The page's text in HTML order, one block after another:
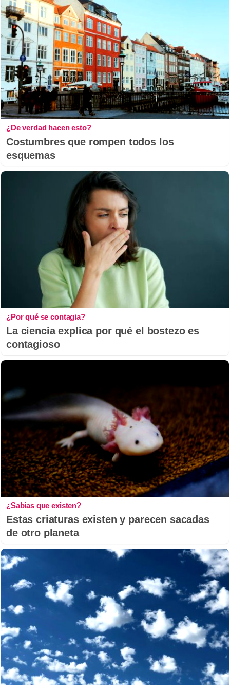
¿De verdad hacen esto?
Costumbres que rompen todos los
esquemas
¿Por qué se contagia?
La ciencia explica por qué el bostezo es
contagioso
¿Sabías que existen?
Estas criaturas existen y parecen sacadas
de otro planeta